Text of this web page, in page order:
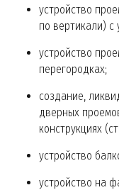
устройство
по вертикали) с
устройство
перегородках;
создание,
дверных
конструкциях
устройство
устройство на